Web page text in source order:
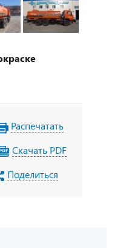
Распечатать
Скачать PDF
Поделиться